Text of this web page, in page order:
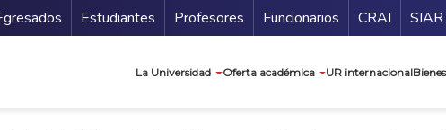
Estudiantes Profesores Funcionarios Guía
CRAI SIAR
La Universidad Oferta académica UR internacional